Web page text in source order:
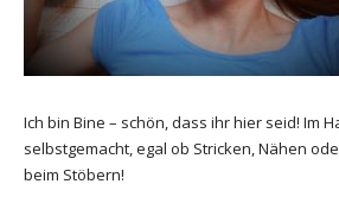
Ich bin Bine – schön, dass ihr hier seid! Im
selbstgemacht, egal ob Stricken, Nähen
beim Stöbern!